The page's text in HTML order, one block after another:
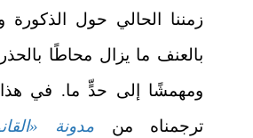
زمننا الحالي حول الذكورة
بالعنف ما يزال محاطًا
ومهمشًا إلى حدٍّ ما. في هذا
ترجمناه من مدونة